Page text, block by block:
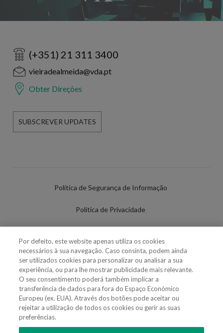
(+351) 21 311 3400
vieiradealmeida@vda.pt
Obter Direções
SUBSCREVER UPDATES
Política de Segurança de Informação
Política de Privacidade
Política de Cookies
Definições de cookies
Uso Fraudulento Nome/Marca
Por defeito, este website apenas utiliza os cookies
necessários à sua navegação. Caso consinta, podem ainda
ser utilizados cookies para personalizar ou analisar a sua
experiência, ou para lhe mostrar publicidade mais relevante.
O seu consentimento poderá também implicar a
transferência de dados para fora do Espaço Económico
Europeu (ex. EUA). Através dos botões pode aceitar ou
rejeitar a utilização de todos os cookies ou gerir as suas
preferências.